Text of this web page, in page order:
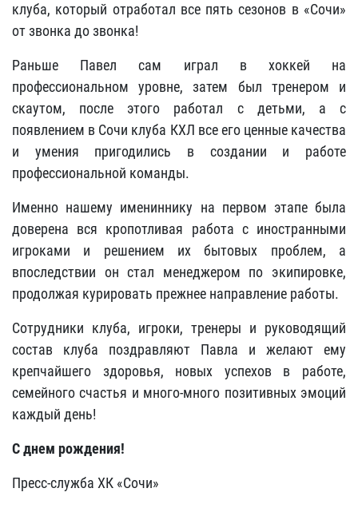
клуба, который отработал все пять сезонов в «Сочи»
от звонка до звонка!
Раньше Павел сам играл в хоккей на
профессиональном уровне, затем был тренером и
скаутом, после этого работал с детьми, а с
появлением в Сочи клуба КХЛ все его ценные качества
и умения пригодились в создании и работе
профессиональной команды.
Именно нашему имениннику на первом этапе была
доверена вся кропотливая работа с иностранными
игроками и решением их бытовых проблем, а
впоследствии он стал менеджером по экипировке,
продолжая курировать прежнее направление работы.
Сотрудники клуба, игроки, тренеры и руководящий
состав клуба поздравляют Павла и желают ему
крепчайшего здоровья, новых успехов в работе,
семейного счастья и много-много позитивных эмоций
каждый день!
С днем рождения!
Пресс-служба ХК «Сочи»